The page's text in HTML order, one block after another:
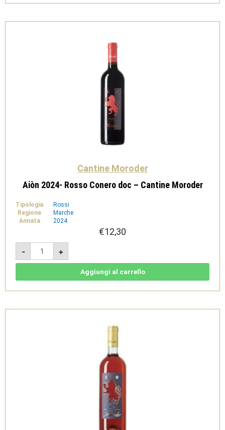
Moroder
Cantine Moroder
Aiòn 2024- Rosso Conero doc – Cantine Moroder
Tipologia
Rossi
Regione
Marche
Annata
2024
€12,30
-
Aiòn
2024-
Rosso
Conero
Moroder
+
Aggiungi al carrello